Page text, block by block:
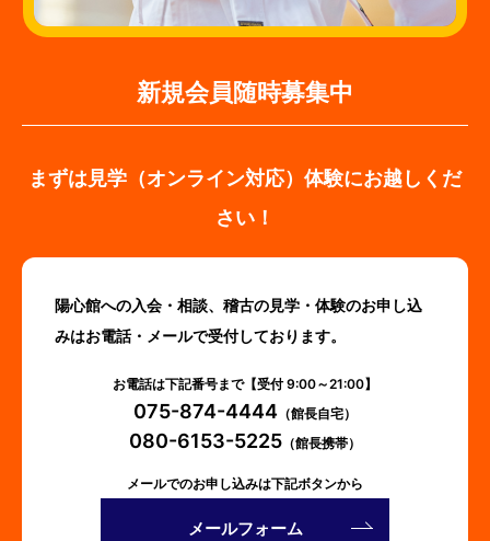
新規会員随時募集中
まずは見学（オンライン対応）体験にお越しくだ
さい！
陽心館への入会・相談、稽古の見学・体験のお申し込
みはお電話・メールで受付しております。
お電話は下記番号まで【受付 9:00～21:00】
075-874-4444 （館長自宅）
080-6153-5225 （館長携帯）
メールでのお申し込みは下記ボタンから
メールフォーム